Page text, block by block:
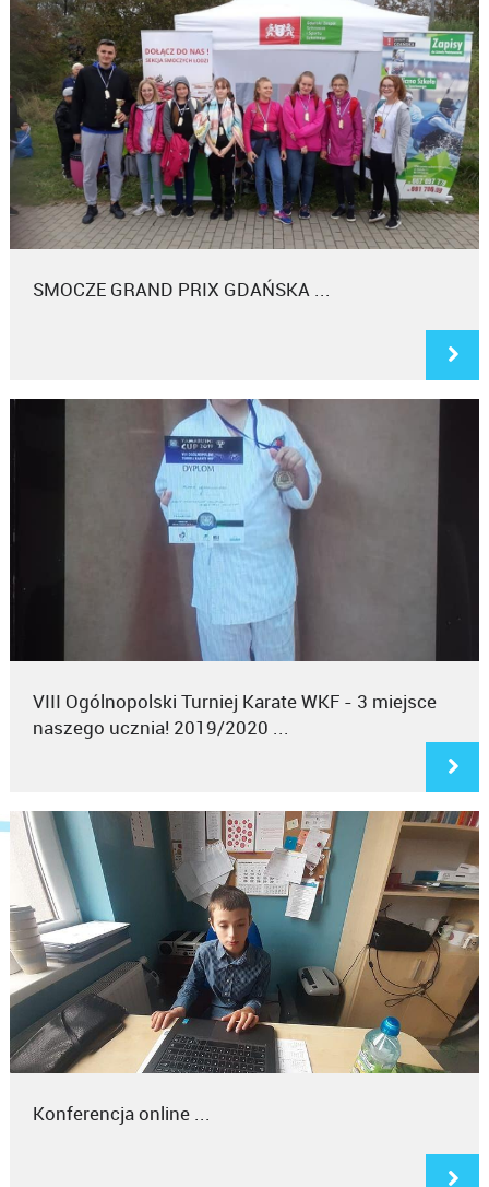
SMOCZE GRAND PRIX GDAŃSKA ...
VIII Ogólnopolski Turniej Karate WKF - 3 miejsce
naszego ucznia! 2019/2020 ...
Konferencja online ...